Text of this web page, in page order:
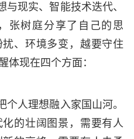
现实、智能技术迭代、
张树庭分享了自己的思
、环境多变，越要守住
体现在四个方面：
人理想融入家国山河。
的壮阔图景，需要有人